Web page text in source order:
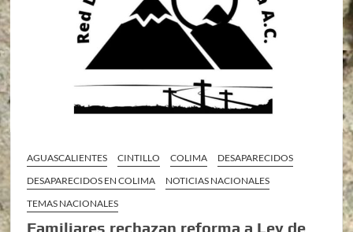
AGUASCALIENTES CINTILLO COLIMA
DESAPARECIDOS
DESAPARECIDOS EN COLIMA
NOTICIAS NACIONALES
TEMAS NACIONALES
Familiares rechazan reforma a Ley de